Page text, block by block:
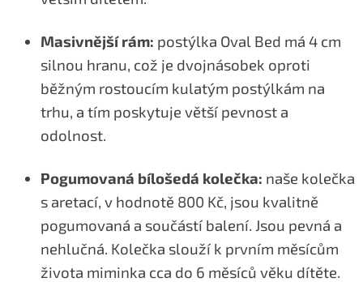
Masivnější rám: postýlka Oval Bed má 4 cm
silnou hranu, což je dvojnásobek oproti
běžným rostoucím kulatým postýlkám na
trhu, a tím poskytuje větší pevnost a
odolnost.
Pogumovaná bílošedá kolečka: naše kolečka
s aretací, v hodnotě 800 Kč, jsou kvalitně
pogumovaná a součástí balení. Jsou pevná a
nehlučná. Kolečka slouží k prvním měsícům
života miminka cca do 6 měsíců věku dítěte.